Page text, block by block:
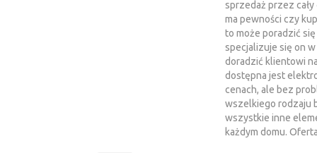
sprzedaż przez
ma pewności czy
to może poradzić
specjalizuje się on
doradzić klientowi
dostępna jest
cenach, ale bez
wszelkiego rodzaju
wszystkie inne
każdym domu.